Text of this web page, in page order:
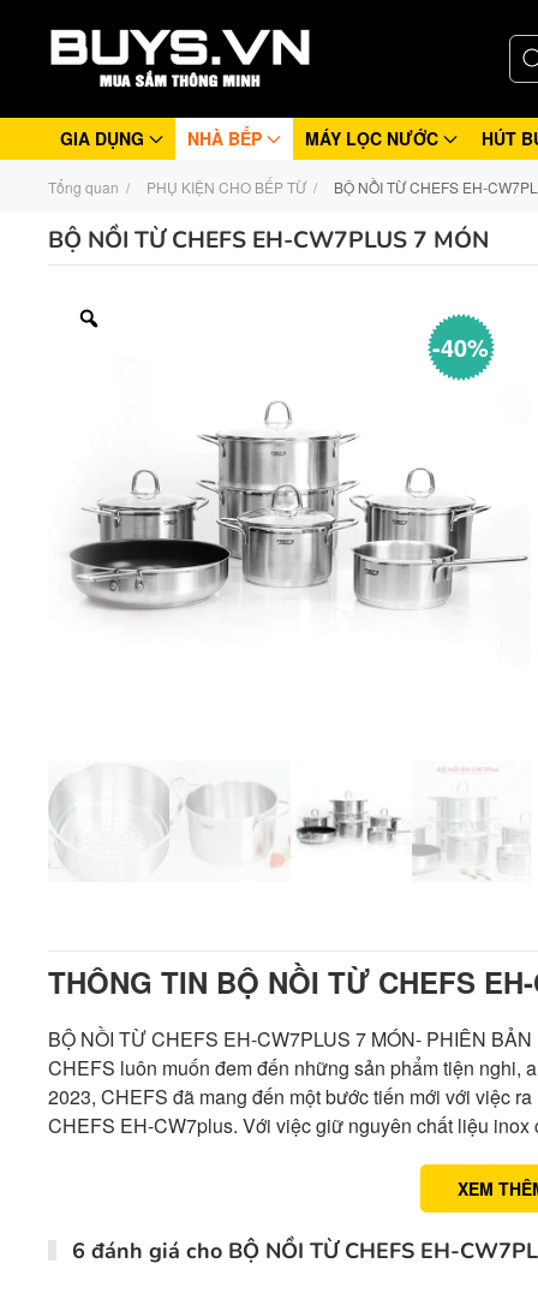
GIA DỤNG NHÀ BẾP MÁY LỌC NƯỚC HÚT
Tổng quan PHỤ KIỆN CHO BẾP TỪ BỘ NỒI TỪ CHEFS EH-
BỘ NỒI TỪ CHEFS EH-CW7PLUS 7 MÓN
-40%
THÔNG TIN BỘ NỒI TỪ CHEFS
BỘ NỒI TỪ CHEFS EH-CW7PLUS 7 MÓN- PHIÊN
CHEFS luôn muốn đem đến những sản phẩm tiện nghi,
2023, CHEFS đã mang đến một bước tiến mới với việc
CHEFS EH-CW7plus. Với việc giữ nguyên chất liệu
XEM
6 đánh giá cho BỘ NỒI TỪ CHEFS EH-